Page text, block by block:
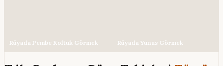
Rüyada Pembe Koltuk Görmek Rüyada Yunus Görmek